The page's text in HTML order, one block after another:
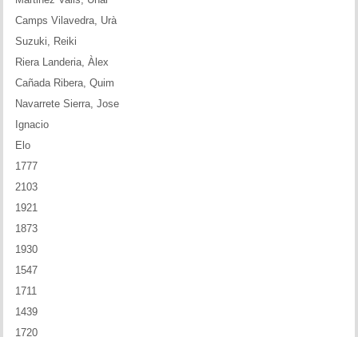
Camps Vilavedra, Urà
Suzuki, Reiki
Riera Landeria, Àlex
Cañada Ribera, Quim
Navarrete Sierra, Jose
Ignacio
Elo
1777
2103
1921
1873
1930
1547
1711
1439
1720